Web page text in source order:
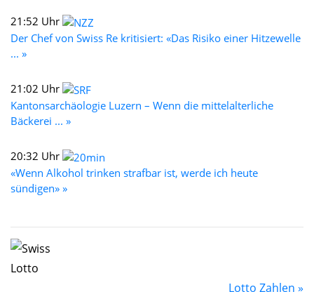
21:52 Uhr
Der Chef von Swiss Re kritisiert: «Das Risiko einer Hitzewelle
... »
21:02 Uhr
Kantonsarchäologie Luzern – Wenn die mittelalterliche
Bäckerei ... »
20:32 Uhr
«Wenn Alkohol trinken strafbar ist, werde ich heute
sündigen» »
Lotto Zahlen »